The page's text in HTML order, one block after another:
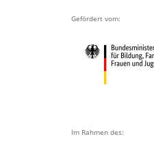
Gefördert vom:
Im Rahmen des: